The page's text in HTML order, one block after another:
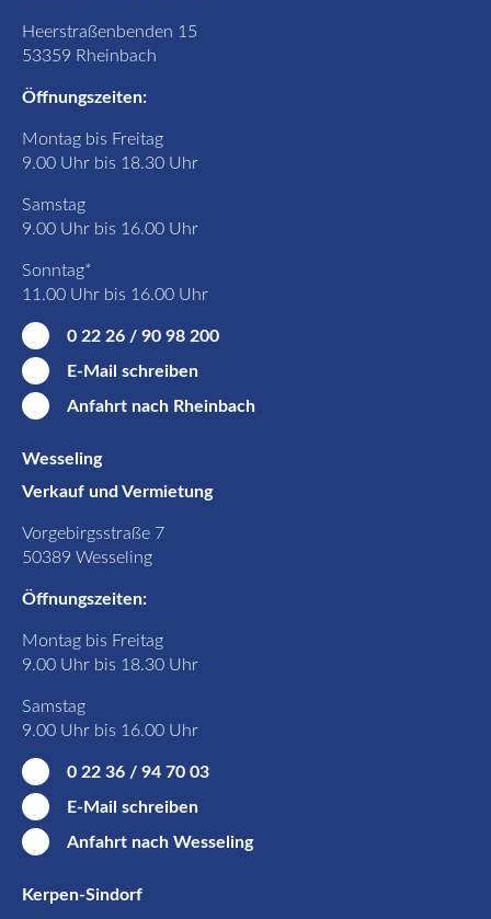
Heerstraßenbenden 15
53359 Rheinbach
Öffnungszeiten:
Montag bis Freitag
9.00 Uhr bis 18.30 Uhr
Samstag
9.00 Uhr bis 16.00 Uhr
Sonntag*
11.00 Uhr bis 16.00 Uhr
0 22 26 / 90 98 200
E-Mail schreiben
Anfahrt nach Rheinbach
Wesseling
Verkauf und Vermietung
Vorgebirgsstraße 7
50389 Wesseling
Öffnungszeiten:
Montag bis Freitag
9.00 Uhr bis 18.30 Uhr
Samstag
9.00 Uhr bis 16.00 Uhr
0 22 36 / 94 70 03
E-Mail schreiben
Anfahrt nach Wesseling
Kerpen-Sindorf